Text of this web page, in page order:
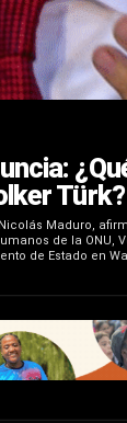
Türk?
Maduro,
de la ONU,
de Estado en